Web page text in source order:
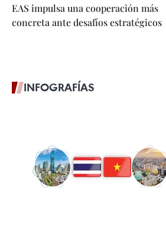
EAS impulsa una cooperación más
concreta ante desafíos estratégicos
INFOGRAFÍAS